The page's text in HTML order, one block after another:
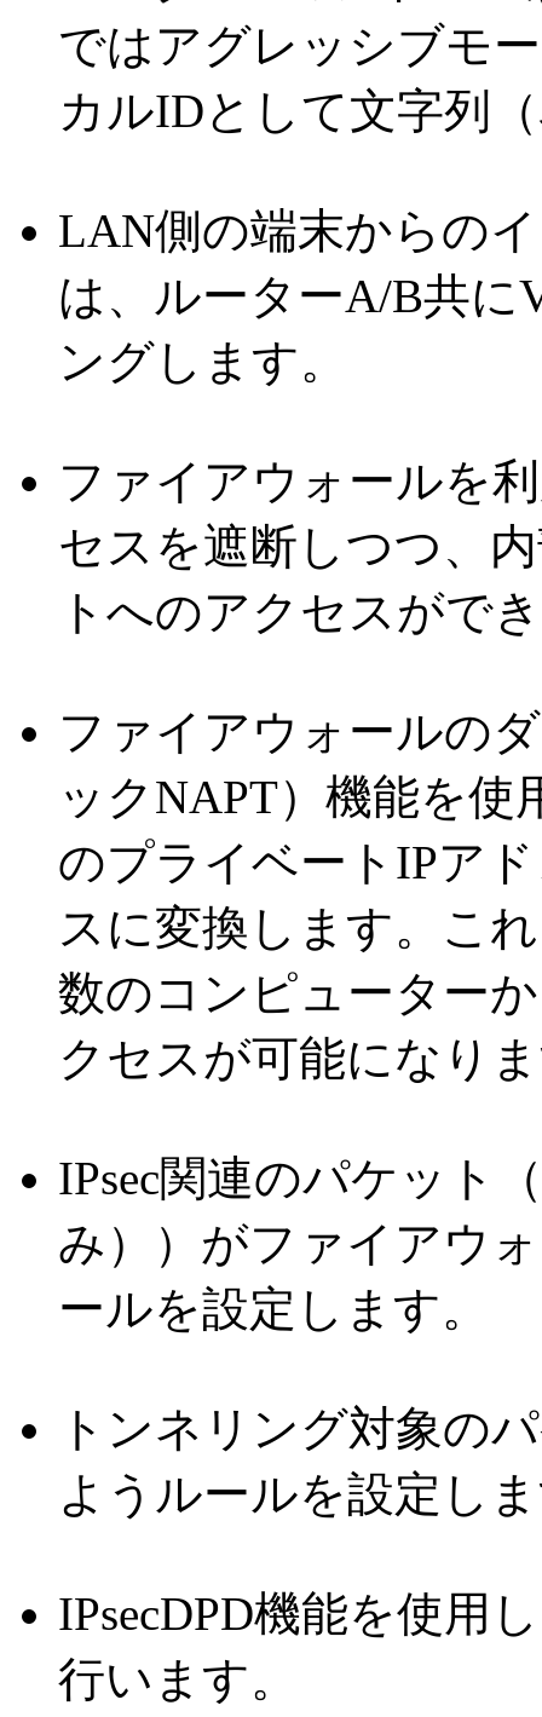
ではアグレッシブモ
カルIDとして文字列
LAN側の端末からの
は、ルーターA/B共に
ングします。
ファイアウォールを
セスを遮断しつつ、
トへのアクセスがで
ファイアウォールの
ックNAPT）機能を
のプライベートIPア
スに変換します。こ
数のコンピューター
クセスが可能になり
IPsec関連のパケット
み））がファイアウ
ールを設定します。
トンネリング対象の
ようルールを設定し
IPsecDPD機能を使用
行います。